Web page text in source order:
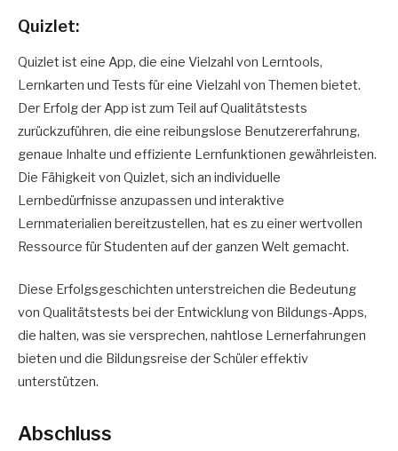
Quizlet:
Quizlet ist eine App, die eine Vielzahl von Lerntools,
Lernkarten und Tests für eine Vielzahl von Themen bietet.
Der Erfolg der App ist zum Teil auf Qualitätstests
zurückzuführen, die eine reibungslose Benutzererfahrung,
genaue Inhalte und effiziente Lernfunktionen gewährleisten.
Die Fähigkeit von Quizlet, sich an individuelle
Lernbedürfnisse anzupassen und interaktive
Lernmaterialien bereitzustellen, hat es zu einer wertvollen
Ressource für Studenten auf der ganzen Welt gemacht.
Diese Erfolgsgeschichten unterstreichen die Bedeutung
von Qualitätstests bei der Entwicklung von Bildungs-Apps,
die halten, was sie versprechen, nahtlose Lernerfahrungen
bieten und die Bildungsreise der Schüler effektiv
unterstützen.
Abschluss